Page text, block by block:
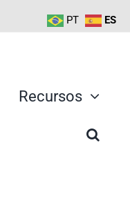
Recursos
PT ES